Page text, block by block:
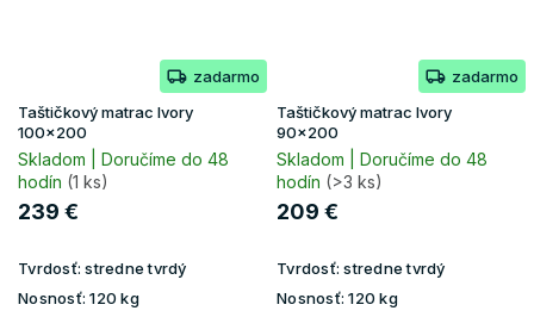
zadarmo
Taštičkový matrac Ivory
100x200
Skladom | Doručíme do 48
hodín (1 ks)
239 €
Tvrdosť: stredne tvrdý
Nosnosť: 120 kg
zadarmo
Taštičkový matrac Ivory
90x200
Skladom | Doručíme do 48
hodín (>3 ks)
209 €
Tvrdosť: stredne tvrdý
Nosnosť: 120 kg